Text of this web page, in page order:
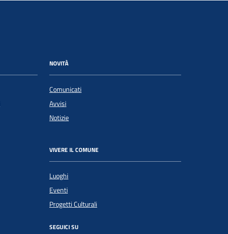
NOVITÀ
Comunicati
Avvisi
Notizie
VIVERE IL COMUNE
Luoghi
Eventi
Progetti Culturali
SEGUICI SU